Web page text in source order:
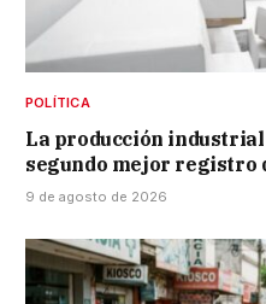
POLÍTICA
La producción
segundo mejor registro
9 de agosto de 2026